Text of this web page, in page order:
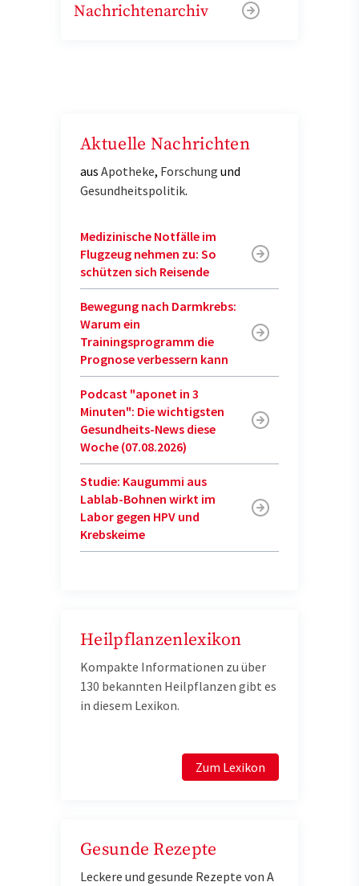
Nachrichtenarchiv
Aktuelle Nachrichten
aus Apotheke, Forschung und
Gesundheitspolitik.
Medizinische Notfälle im
Flugzeug nehmen zu: So
schützen sich Reisende
Bewegung nach Darmkrebs:
Warum ein
Trainingsprogramm die
Prognose verbessern kann
Podcast "aponet in 3
Minuten": Die wichtigsten
Gesundheits-News diese
Woche (07.08.2026)
Studie: Kaugummi aus
Lablab-Bohnen wirkt im
Labor gegen HPV und
Krebskeime
Heilpflanzenlexikon
Kompakte Informationen zu über
130 bekannten Heilpflanzen gibt es
in diesem Lexikon.
Zum Lexikon
Gesunde Rezepte
Leckere und gesunde Rezepte von A